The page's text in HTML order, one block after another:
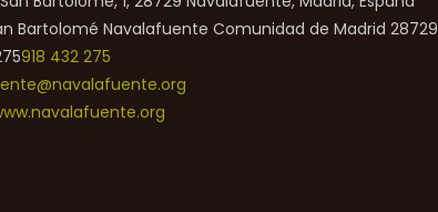
Bartolomé Navalafuente Comunidad de Madrid 28729
918 432 275